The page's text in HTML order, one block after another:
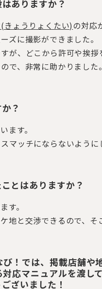
ありますか？
きょうりょくたい) の対応
ズに撮影ができました。
が、どこから許可や挨
で、非常に助かりました。
？
ます。
マッチにならないように
とはありますか？
す。
地と交渉できるので、そ
！では、掲載店舗
応マニュアルを渡し
ざいました！